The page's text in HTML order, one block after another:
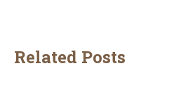
Related Posts